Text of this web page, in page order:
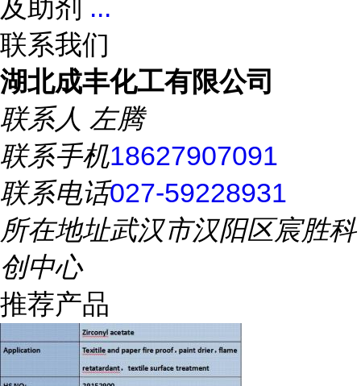
及助剂 ...
联系我们
湖北成丰化工有限公司
联系人 左腾
联系手机18627907091
联系电话027-59228931
所在地址武汉市汉阳区宸胜科
创中心
推荐产品